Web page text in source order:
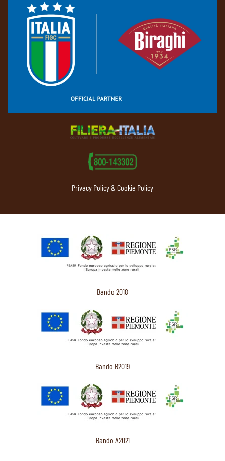
Privacy Policy & Cookie Policy
Bando 2018
Bando B2019
Bando A2021